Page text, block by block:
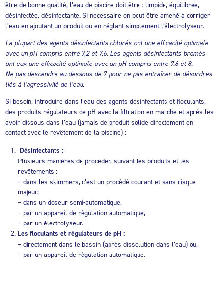
être de bonne qualité, l’eau de piscine doit être : limpide, équilibrée,
désinfectée, désinfectante. Si nécessaire on peut être amené à corriger
l’eau en ajoutant un produit ou en réglant simplement l’électrolyseur.
La plupart des agents désinfectants chlorés ont une efficacité optimale
avec un pH compris entre 7,2 et 7,6. Les agents désinfectants bromés
ont eux une efficacité optimale avec un pH compris entre 7.6 et 8.
Ne pas descendre au-dessous de 7 pour ne pas entraîner de désordres
liés à l’agressivité de l’eau.
Si besoin, introduire dans l’eau des agents désinfectants et floculants,
des produits régulateurs de pH avec la filtration en marche et après les
avoir dissous dans l’eau (jamais de produit solide directement en
contact avec le revêtement de la piscine) :
Désinfectants :
Plusieurs manières de procéder, suivant les produits et les
revêtements :
– dans les skimmers, c’est un procédé courant et sans risque
majeur,
– dans un doseur semi-automatique,
– par un appareil de régulation automatique,
– par un électrolyseur.
Les floculants et régulateurs de pH :
– directement dans le bassin (après dissolution dans l’eau) ou,
– par un appareil de régulation automatique.